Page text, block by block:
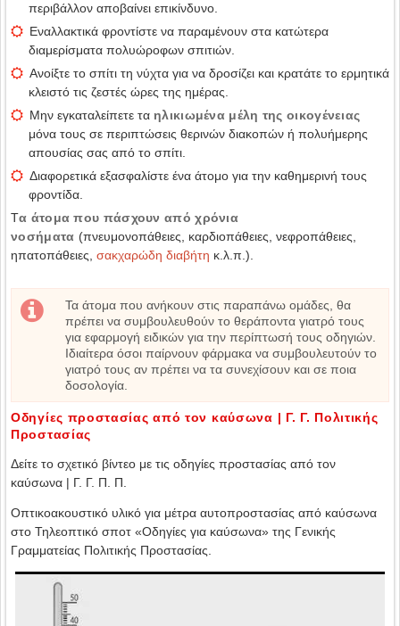
περιβάλλον αποβαίνει επικίνδυνο.
Εναλλακτικά φροντίστε να παραμένουν στα κατώτερα
διαμερίσματα πολυώροφων σπιτιών.
Ανοίξτε το σπίτι τη νύχτα για να δροσίζει και κρατάτε το ερμητικά
κλειστό τις ζεστές ώρες της ημέρας.
Μην εγκαταλείπετε τα ηλικιωμένα μέλη της οικογένειας
μόνα τους σε περιπτώσεις θερινών διακοπών ή πολυήμερης
απουσίας σας από το σπίτι.
Διαφορετικά εξασφαλίστε ένα άτομο για την καθημερινή τους
φροντίδα.
Τα άτομα που πάσχουν από χρόνια
νοσήματα (πνευμονοπάθειες, καρδιοπάθειες, νεφροπάθειες,
ηπατοπάθειες, σακχαρώδη διαβήτη κ.λ.π.).
Τα άτομα που ανήκουν στις παραπάνω ομάδες, θα
πρέπει να συμβουλευθούν το θεράποντα γιατρό τους
για εφαρμογή ειδικών για την περίπτωσή τους οδηγιών.
Ιδιαίτερα όσοι παίρνουν φάρμακα να συμβουλευτούν το
γιατρό τους αν πρέπει να τα συνεχίσουν και σε ποια
δοσολογία.
Οδηγίες προστασίας από τον καύσωνα | Γ. Γ. Πολιτικής
Προστασίας
Δείτε το σχετικό βίντεο με τις οδηγίες προστασίας από τον
καύσωνα | Γ. Γ. Π. Π.
Οπτικοακουστικό υλικό για μέτρα αυτοπροστασίας από καύσωνα
στο Τηλεοπτικό σποτ «Οδηγίες για καύσωνα» της Γενικής
Γραμματείας Πολιτικής Προστασίας.